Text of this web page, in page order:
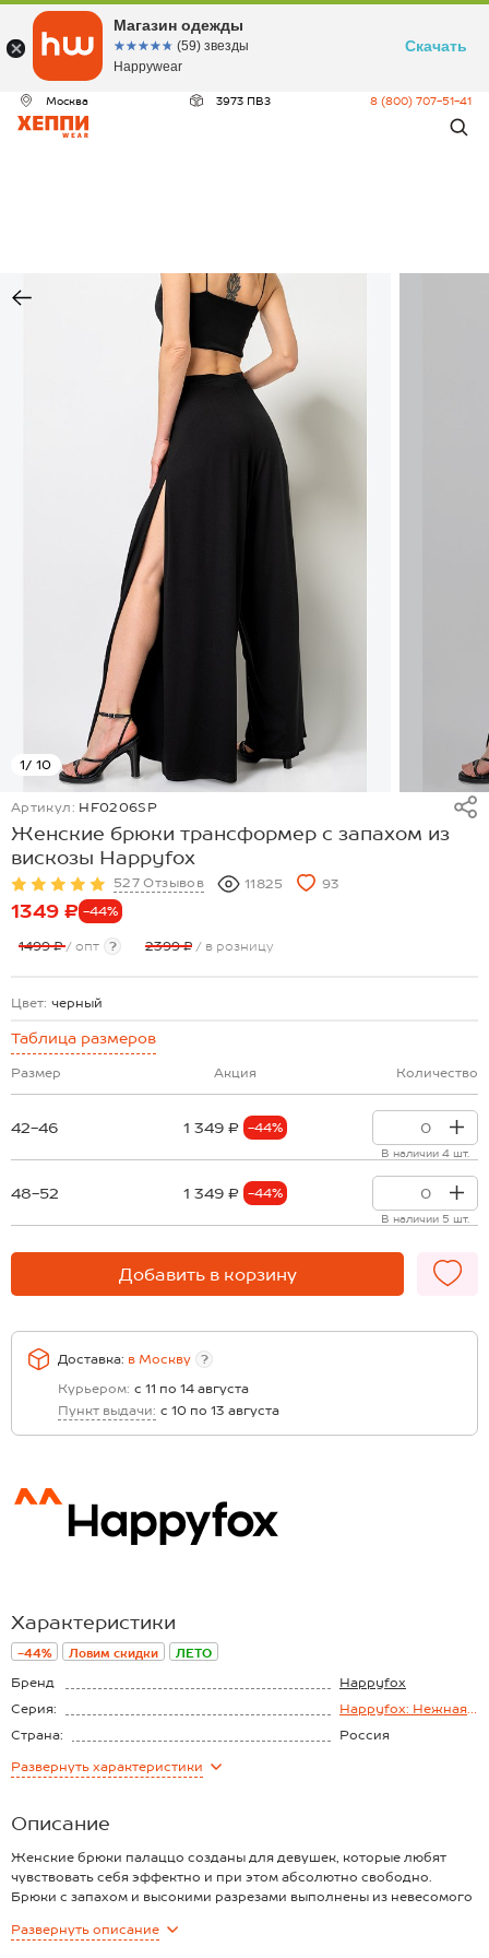
Москва 3973 ПВЗ 8 (800) 707-51-41
1/ 10
Артикул: HF0206SP
Женские брюки трансформер с запахом из
вискозы Happyfox
527 Отзывов 11825 93
1349 ₽ -44%
1499 ₽/ опт ? 2399 ₽ / в розницу
Цвет: черный
Таблица размеров
Размер Акция Количество
42-46 1 349 ₽ -44%
В наличии 4 шт.
48-52 1 349 ₽ -44%
В наличии 5 шт.
Добавить в корзину
Доставка: в Москву
?
Курьером: с 11 по 14 августа
Пункт выдачи: с 10 по 13 августа
Характеристики
-44% Ловим скидки ЛЕТО
Бренд
Happyfox
Серия:
Happyfox: Нежная
Страна:
Россия
Состав:
Плотность ткани:
Развернуть характеристики
Описание
Женские брюки палаццо созданы для девушек, которые любят
чувствовать себя эффектно и при этом абсолютно свободно.
Брюки с запахом и высокими разрезами выполнены из невесомого
придают идеальную посадку, которую легко подстроить под себя.
Развернуть описание
Магазин одежды
☆☆☆☆☆
★★★★★ (59) звезды
Happywear
Скачать